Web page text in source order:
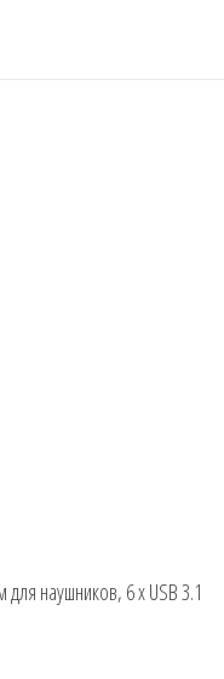
наушников, 6 x USB 3.1